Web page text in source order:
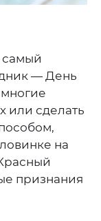
самый
— День
многие
или сделать
на
признания